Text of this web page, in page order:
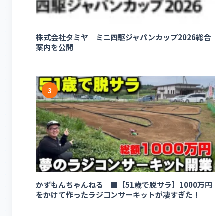
株式会社タミヤ ミニ四駆ジャパンカップ2026総合
案内を公開
3
かずもんちゃんねる ■【51歳で脱サラ】1000万円
をかけて作ったラジコンサーキットが凄すぎた！